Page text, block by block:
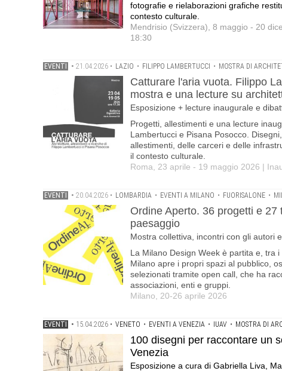
fotografie e rielaborazioni grafiche
contesto culturale.
Mendrisio (Svizzera), 8 maggio - 20
18:30
EVENTI • 21.04.2026 • LAZIO • FILIPPO LAMBERTUCCI • MOSTRA DI
Catturare l'aria vuota. Filippo
mostra e una lecture su
Esposizione + lecture inaugurale e
Progetti, allestimenti e una lecture
Lambertucci e Pisana Posocco.
allestimenti, delle carceri e delle
il contesto culturale.
Roma, 23 aprile - 19 maggio 2026 |
EVENTI • 20.04.2026 • LOMBARDIA • EVENTI A MILANO • FUORISALONE •
Ordine Aperto. 36 progetti e
paesaggio
Mostra collettiva, incontri con gli autori
La Milano Design Week è partita e, tra
Milano apre i propri spazi al pubblico,
selezionati tramite open call, che ha
associazioni, enti e gruppi.
Milano, 20-26 aprile 2026
EVENTI • 15.04.2026 • VENETO • EVENTI A VENEZIA • IUAV • MOSTRA DI
100 disegni per raccontare un
Venezia
Esposizione a cura di Gabriella Liva,